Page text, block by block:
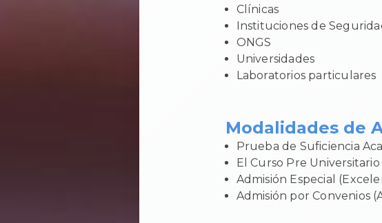
Clínicas
Instituciones de
ONGS
Universidades
Laboratorios particulares
Modalidades de
Prueba de Suficiencia
El Curso Pre Universitario
Admisión Especial
Admisión por Convenios